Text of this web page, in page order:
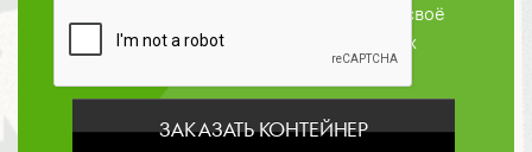
и даю своё
согласие на обработку персональных
ЗАКАЗАТЬ КОНТЕЙНЕР